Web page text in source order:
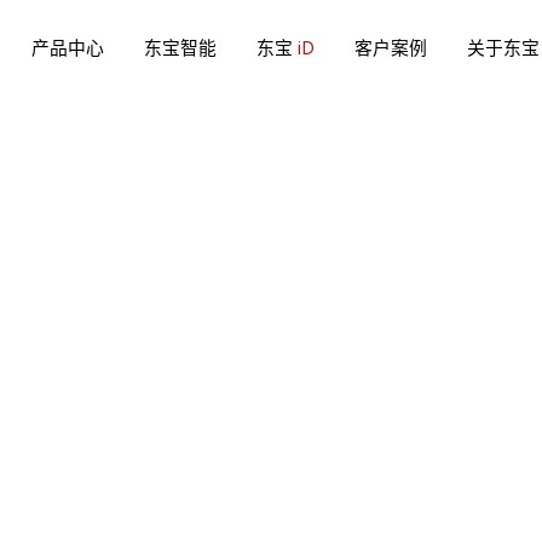
产品中心 东宝智能 东宝 iD 客户案例 关于东宝